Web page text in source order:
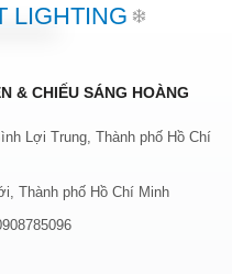
LIGHTING
& CHIẾU SÁNG HOÀNG
Lợi Trung, Thành phố Hồ Chí
Thành phố Hồ Chí Minh